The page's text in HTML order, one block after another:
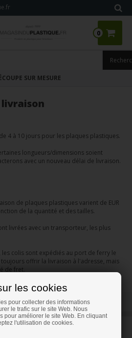
les cookies
pour collecter des informations
le trafic sur le site Web. Nous
pour améliorer le site Web. En cliquant
l'utilisation de cookies.
0
SUR MESURE
4 à 10 jours pour les plaques plastiques.
longueurs/dimensions soient
avec un nouveau délai de livraison.
de plaques plastiques varient de EUR
de la quantité et des tailles.
livrées avec un transporteur, les plus
les colis sont expédiés au port de ferry le
offrir la livraison à l'adresse, mais
de fret.